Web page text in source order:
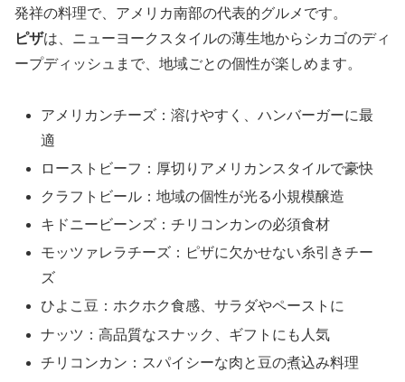
発祥の料理で、アメリカ南部の代表的グルメです。
ピザは、ニューヨークスタイルの薄生地からシカゴのディ
ープディッシュまで、地域ごとの個性が楽しめます。
アメリカンチーズ：溶けやすく、ハンバーガーに最
適
ローストビーフ：厚切りアメリカンスタイルで豪快
クラフトビール：地域の個性が光る小規模醸造
キドニービーンズ：チリコンカンの必須食材
モッツァレラチーズ：ピザに欠かせない糸引きチー
ズ
ひよこ豆：ホクホク食感、サラダやペーストに
ナッツ：高品質なスナック、ギフトにも人気
チリコンカン：スパイシーな肉と豆の煮込み料理